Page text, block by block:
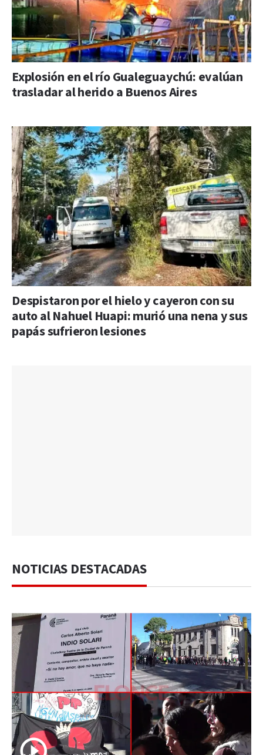
Explosión en el río Gualeguaychú: evalúan
trasladar al herido a Buenos Aires
Despistaron por el hielo y cayeron con su
auto al Nahuel Huapi: murió una nena y sus
papás sufrieron lesiones
NOTICIAS DESTACADAS